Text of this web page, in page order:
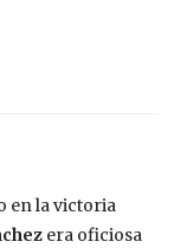
en la victoria
era oficiosa